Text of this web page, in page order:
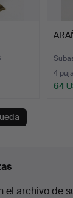
4
64
el archivo de